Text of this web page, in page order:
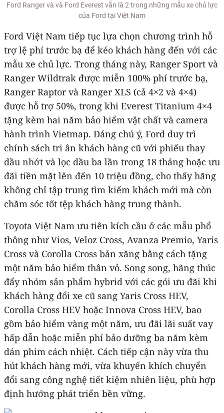
Ford Ranger và và Ford Everest vẫn là 2 trong những mẫu xe chủ lực
của Ford tại Việt Nam
Ford Việt Nam tiếp tục lựa chọn chương trình hỗ
trợ lệ phí trước bạ để kéo khách hàng đến với các
mẫu xe chủ lực. Trong tháng này, Ranger Sport và
Ranger Wildtrak được miễn 100% phí trước bạ,
Ranger Raptor và Ranger XLS (cả 4×2 và 4×4)
được hỗ trợ 50%, trong khi Everest Titanium 4×4
tặng kèm hai năm bảo hiểm vật chất và camera
hành trình Vietmap. Đáng chú ý, Ford duy trì
chính sách tri ân khách hàng cũ với phiếu thay
dầu nhớt và lọc dầu ba lần trong 18 tháng hoặc ưu
đãi tiền mặt lên đến 10 triệu đồng, cho thấy hãng
không chỉ tập trung tìm kiếm khách mới mà còn
chăm sóc tốt tệp khách hàng trung thành.
Toyota Việt Nam ưu tiên kích cầu ở các mẫu phổ
thông như Vios, Veloz Cross, Avanza Premio, Yaris
Cross và Corolla Cross bản xăng bằng cách tặng
một năm bảo hiểm thân vỏ. Song song, hãng thúc
đẩy nhóm sản phẩm hybrid với các gói ưu đãi khi
khách hàng đổi xe cũ sang Yaris Cross HEV,
Corolla Cross HEV hoặc Innova Cross HEV, bao
gồm bảo hiểm vàng một năm, ưu đãi lãi suất vay
hấp dẫn hoặc miễn phí bảo dưỡng ba năm kèm
dán phim cách nhiệt. Cách tiếp cận này vừa thu
hút khách hàng mới, vừa khuyến khích chuyển
đổi sang công nghệ tiết kiệm nhiên liệu, phù hợp
định hướng phát triển bền vững.